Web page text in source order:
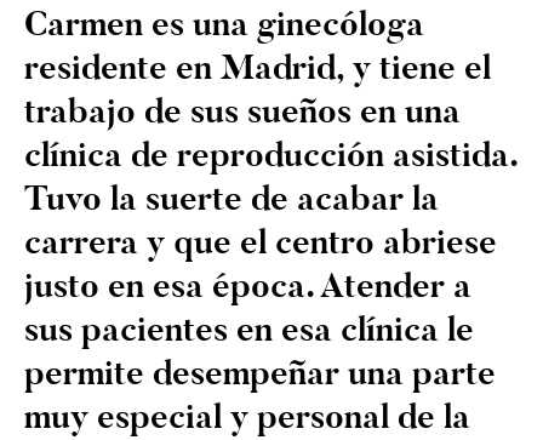
Carmen es una ginecóloga
residente en Madrid, y tiene el
trabajo de sus sueños en una
clínica de reproducción asistida.
Tuvo la suerte de acabar la
carrera y que el centro abriese
justo en esa época. Atender a
sus pacientes en esa clínica le
permite desempeñar una parte
muy especial y personal de la